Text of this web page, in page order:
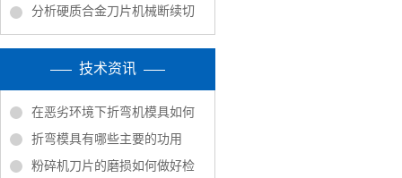
分析硬质合金刀片机械断续切
技术资讯
在恶劣环境下折弯机模具如何
折弯模具有哪些主要的功用
粉碎机刀片的磨损如何做好检